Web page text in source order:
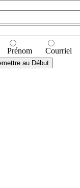
Prénom Courriel